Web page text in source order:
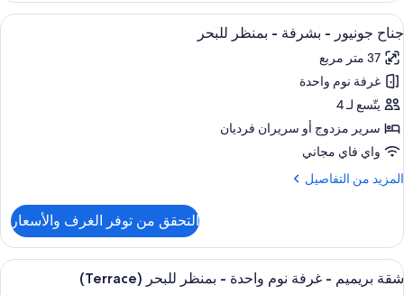
view)
غرفة
واحدة
بشرفة
(No
view)
استعراض
جميع
صور
جناح
جونيور
-
بشرفة
-
بمنظر
خزنة داخل الغرفة وستائر تعتيم ومكواة/
7
جناح جونيور - بشرفة - بمنظر للبحر
37 متر مربع
غرفة نوم واحدة
يتّسع لـ 4
سرير مزدوج‫‬ أو سريران فرديان
واي فاي مجاني
المزيد من التفاصيل
المزيد
جناح
جونيور
-
التحقق من توفر الغرف والأسعار
استعراض
جميع
8
شقة بريميم - غرفة نوم واحدة - بمنظر للبحر (Terrace)